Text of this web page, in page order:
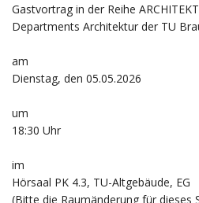
Gastvortrag in der Reihe
Departments Architektur der TU
am
Dienstag, den 05.05.2026
um
18:30 Uhr
im
Hörsaal PK 4.3, TU-Altgebäude, EG
(Bitte die Raumänderung für dieses